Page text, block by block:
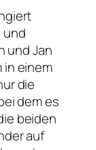
und
und Jan
in einem
die
dem es
beiden
auf